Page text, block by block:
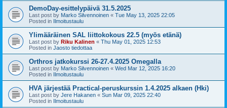
DemoDay-esittelypäivä 31.5.2025
Last post by Marko Silvennoinen « Tue May 13, 2025 22:05
Posted in Ilmoitustaulu
Ylimääräinen SAL liittokokous 22.5 (myös etänä)
Last post by Riku Kalinen « Thu May 01, 2025 12:53
Posted in Jaosto tiedottaa
Orthros jatkokurssi 26-27.4.2025 Omegalla
Last post by Marko Silvennoinen « Wed Mar 12, 2025 16:20
Posted in Ilmoitustaulu
HVA järjestää Practical-peruskurssin 1.4.2025 alkaen (Hki)
Last post by Jere Hakanen « Sun Mar 09, 2025 22:40
Posted in Ilmoitustaulu